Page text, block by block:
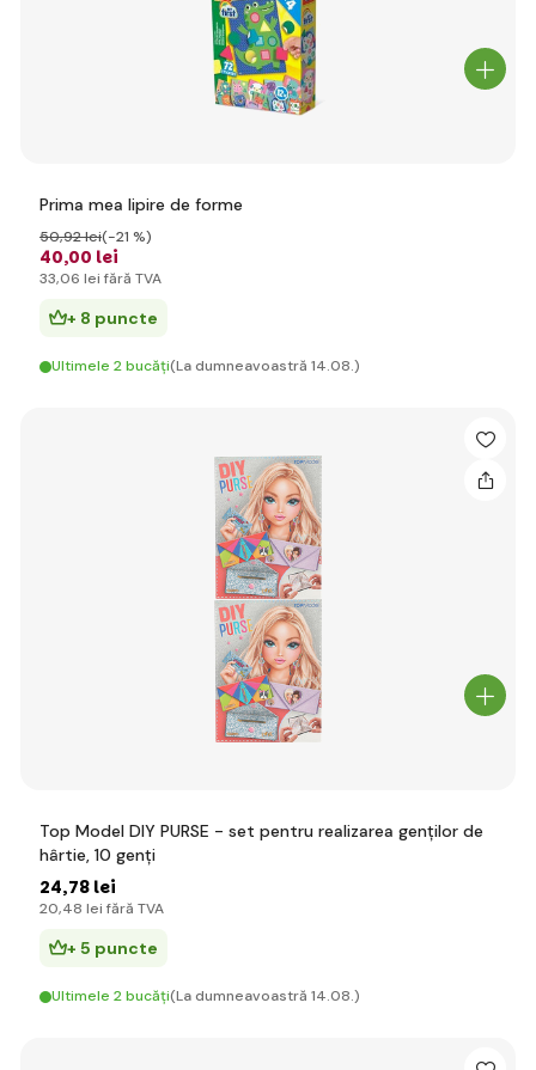
Prima mea lipire de forme
40,00 lei
50,92 lei(-21 %)
33,06 lei fără TVA
+ 8 puncte
Ultimele 2 bucăți(La dumneavoastră 14.08.)
Top Model DIY PURSE - set pentru realizarea genților de
hârtie, 10 genți
24,78 lei
20,48 lei fără TVA
+ 5 puncte
Ultimele 2 bucăți(La dumneavoastră 14.08.)